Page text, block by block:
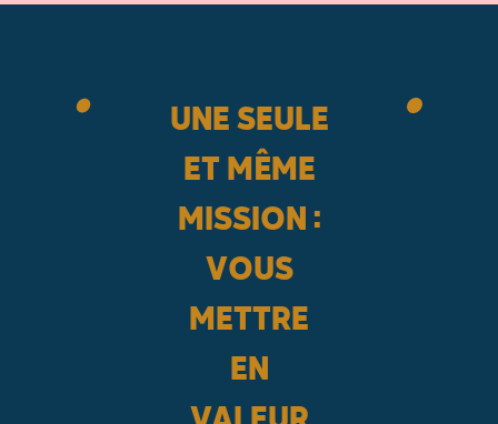
UNE SEULE
ET MÊME
MISSION :
VOUS
METTRE
EN